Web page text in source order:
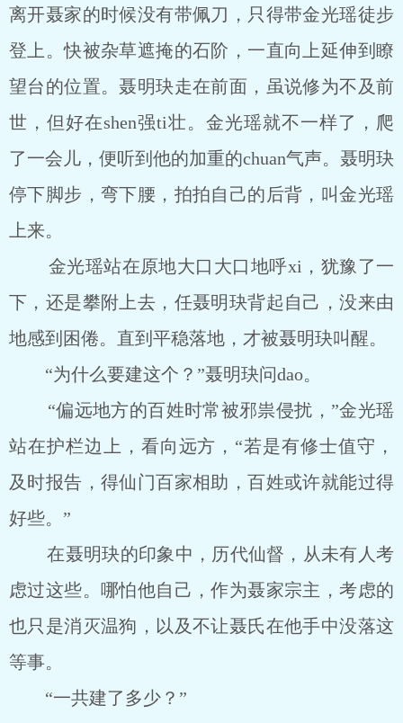
离开聂家的时候没有带佩刀，只得带金光瑶徒步
登上。快被杂草遮掩的石阶，一直向上延伸到瞭
望台的位置。聂明玦走在前面，虽说修为不及前
世，但好在shen强ti壮。金光瑶就不一样了，爬
了一会儿，便听到他的加重的chuan气声。聂明玦
停下脚步，弯下腰，拍拍自己的后背，叫金光瑶
上来。
金光瑶站在原地大口大口地呼xi，犹豫了一
下，还是攀附上去，任聂明玦背起自己，没来由
地感到困倦。直到平稳落地，才被聂明玦叫醒。
“为什么要建这个？”聂明玦问dao。
“偏远地方的百姓时常被邪祟侵扰，”金光瑶
站在护栏边上，看向远方，“若是有修士值守，
及时报告，得仙门百家相助，百姓或许就能过得
好些。”
在聂明玦的印象中，历代仙督，从未有人考
虑过这些。哪怕他自己，作为聂家宗主，考虑的
也只是消灭温狗，以及不让聂氏在他手中没落这
等事。
“一共建了多少？”